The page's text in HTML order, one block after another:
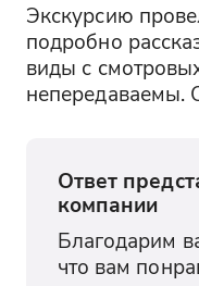
Экскурсию
подробно
виды с
непередаваемы.
Ответ
компании
Благодарим
что вам